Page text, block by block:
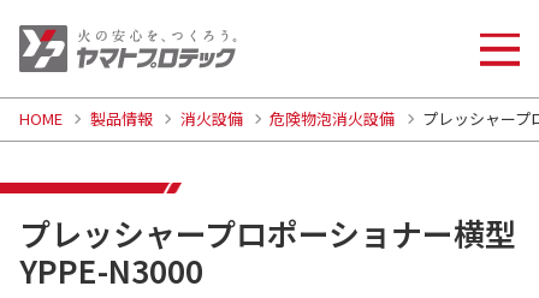
プレッシャープロポーショナー横型
YPPE-N3000
HOME 製品情報 消火設備 危険物泡消火設備 プレッシャープ